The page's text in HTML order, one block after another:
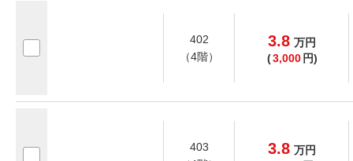
402
（4階）
3.8 万円
(3,000 円)
403
3.8 万円